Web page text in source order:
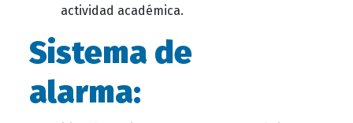
actividad académica.
Sistema de
alarma: